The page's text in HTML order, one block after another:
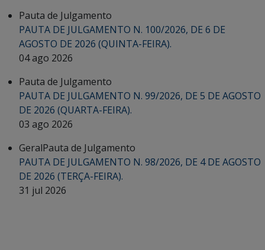
Pauta de Julgamento
PAUTA DE JULGAMENTO N. 100/2026, DE 6 DE
AGOSTO DE 2026 (QUINTA-FEIRA).
04 ago 2026
Pauta de Julgamento
PAUTA DE JULGAMENTO N. 99/2026, DE 5 DE AGOSTO
DE 2026 (QUARTA-FEIRA).
03 ago 2026
GeralPauta de Julgamento
PAUTA DE JULGAMENTO N. 98/2026, DE 4 DE AGOSTO
DE 2026 (TERÇA-FEIRA).
31 jul 2026